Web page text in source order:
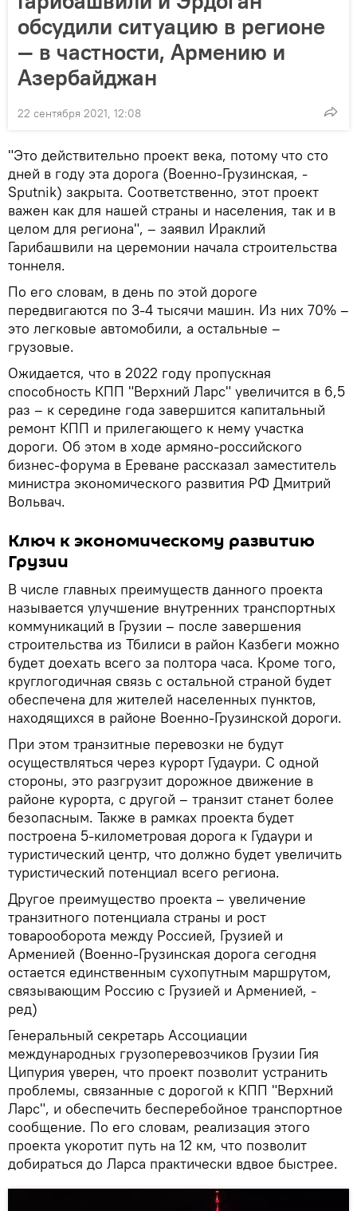
обсудили ситуацию в регионе
— в частности, Армению и
Азербайджан
22 сентября 2021, 12:08
"Это действительно проект века, потому что сто
дней в году эта дорога (Военно-Грузинская, -
Sputnik) закрыта. Соответственно, этот проект
важен как для нашей страны и населения, так и в
целом для региона", – заявил Ираклий
Гарибашвили на церемонии начала строительства
тоннеля.
По его словам, в день по этой дороге
передвигаются по 3-4 тысячи машин. Из них 70% –
это легковые автомобили, а остальные –
грузовые.
Ожидается, что в 2022 году пропускная
способность КПП "Верхний Ларс" увеличится в 6,5
раз – к середине года завершится капитальный
ремонт КПП и прилегающего к нему участка
дороги. Об этом в ходе армяно-российского
бизнес-форума в Ереване рассказал заместитель
министра экономического развития РФ Дмитрий
Вольвач.
Ключ к экономическому развитию
Грузии
В числе главных преимуществ данного проекта
называется улучшение внутренних транспортных
коммуникаций в Грузии – после завершения
строительства из Тбилиси в район Казбеги можно
будет доехать всего за полтора часа. Кроме того,
круглогодичная связь с остальной страной будет
обеспечена для жителей населенных пунктов,
находящихся в районе Военно-Грузинской дороги.
При этом транзитные перевозки не будут
осуществляться через курорт Гудаури. С одной
стороны, это разгрузит дорожное движение в
районе курорта, с другой – транзит станет более
безопасным. Также в рамках проекта будет
построена 5-километровая дорога к Гудаури и
туристический центр, что должно будет увеличить
туристический потенциал всего региона.
Другое преимущество проекта – увеличение
транзитного потенциала страны и рост
товарооборота между Россией, Грузией и
Арменией (Военно-Грузинская дорога сегодня
остается единственным сухопутным маршрутом,
связывающим Россию с Грузией и Арменией, -
ред)
Генеральный секретарь Ассоциации
международных грузоперевозчиков Грузии Гия
Ципурия уверен, что проект позволит устранить
проблемы, связанные с дорогой к КПП "Верхний
Ларс", и обеспечить бесперебойное транспортное
сообщение. По его словам, реализация этого
проекта укоротит путь на 12 км, что позволит
добираться до Ларса практически вдвое быстрее.